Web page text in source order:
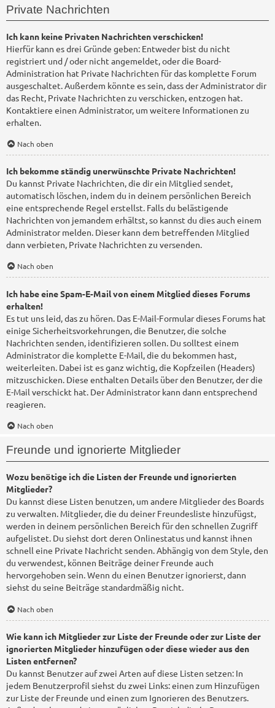
Private Nachrichten
Ich kann keine Privaten Nachrichten verschicken!
Hierfür kann es drei Gründe geben: Entweder bist du nicht
registriert und / oder nicht angemeldet, oder die Board-
Administration hat Private Nachrichten für das komplette Forum
ausgeschaltet. Außerdem könnte es sein, dass der Administrator dir
das Recht, Private Nachrichten zu verschicken, entzogen hat.
Kontaktiere einen Administrator, um weitere Informationen zu
erhalten.
Nach oben
Ich bekomme ständig unerwünschte Private Nachrichten!
Du kannst Private Nachrichten, die dir ein Mitglied sendet,
automatisch löschen, indem du in deinem persönlichen Bereich
eine entsprechende Regel erstellst. Falls du belästigende
Nachrichten von jemandem erhältst, so kannst du dies auch einem
Administrator melden. Dieser kann dem betreffenden Mitglied
dann verbieten, Private Nachrichten zu versenden.
Nach oben
Ich habe eine Spam-E-Mail von einem Mitglied dieses Forums
erhalten!
Es tut uns leid, das zu hören. Das E-Mail-Formular dieses Forums hat
einige Sicherheitsvorkehrungen, die Benutzer, die solche
Nachrichten senden, identifizieren sollen. Du solltest einem
Administrator die komplette E-Mail, die du bekommen hast,
weiterleiten. Dabei ist es ganz wichtig, die Kopfzeilen (Headers)
mitzuschicken. Diese enthalten Details über den Benutzer, der die
E-Mail verschickt hat. Der Administrator kann dann entsprechend
reagieren.
Nach oben
Freunde und ignorierte Mitglieder
Wozu benötige ich die Listen der Freunde und ignorierten
Mitglieder?
Du kannst diese Listen benutzen, um andere Mitglieder des Boards
zu verwalten. Mitglieder, die du deiner Freundesliste hinzufügst,
werden in deinem persönlichen Bereich für den schnellen Zugriff
aufgelistet. Du siehst dort deren Onlinestatus und kannst ihnen
schnell eine Private Nachricht senden. Abhängig von dem Style, den
du verwendest, können Beiträge deiner Freunde auch
hervorgehoben sein. Wenn du einen Benutzer ignorierst, dann
siehst du seine Beiträge standardmäßig nicht.
Nach oben
Wie kann ich Mitglieder zur Liste der Freunde oder zur Liste der
ignorierten Mitglieder hinzufügen oder diese wieder aus den
Listen entfernen?
Du kannst Benutzer auf zwei Arten auf diese Listen setzen: In
jedem Benutzerprofil siehst du zwei Links: einen zum Hinzufügen
zur Liste der Freunde und einen zum Ignorieren des Benutzers.